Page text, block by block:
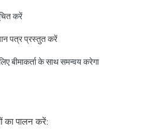
करें
पत्र प्रस्तुत करें
बीमाकर्ता के साथ समन्वय करेगा
का पालन करें: